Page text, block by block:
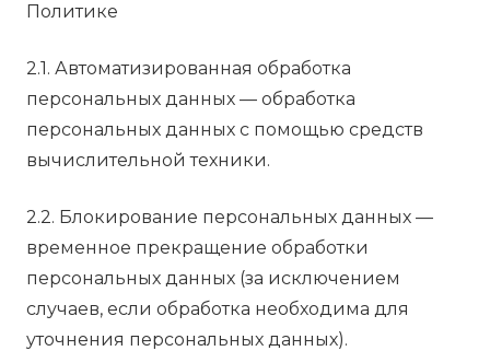
Политике
2.1. Автоматизированная обработка
персональных данных — обработка
персональных данных с помощью средств
вычислительной техники.
2.2. Блокирование персональных данных —
временное прекращение обработки
персональных данных (за исключением
случаев, если обработка необходима для
уточнения персональных данных).